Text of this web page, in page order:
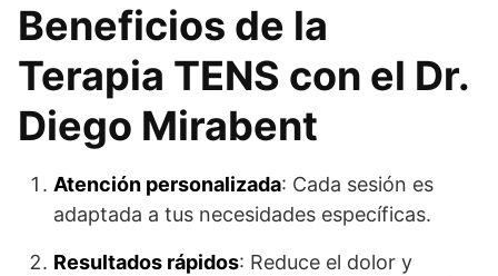
Beneficios de la
Terapia TENS con el Dr.
Diego Mirabent
Atención personalizada: Cada sesión es
adaptada a tus necesidades específicas.
Resultados rápidos: Reduce el dolor y